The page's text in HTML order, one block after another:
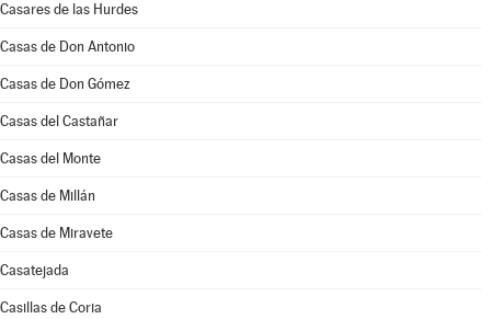
Casares de las Hurdes
Casas de Don Antonio
Casas de Don Gómez
Casas del Castañar
Casas del Monte
Casas de Millán
Casas de Miravete
Casatejada
Casillas de Coria